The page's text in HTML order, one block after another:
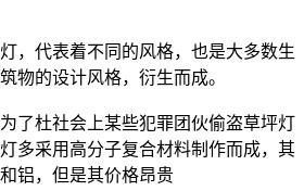
代表着不同的风格，也是大多数生
物的设计风格，衍生而成。
了杜社会上某些犯罪团伙偷盗草坪灯
多采用高分子复合材料制作而成，其
铝，但是其价格昂贵